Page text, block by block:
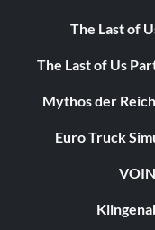
The Last of
The Last of Us
Mythos der
Euro Truck